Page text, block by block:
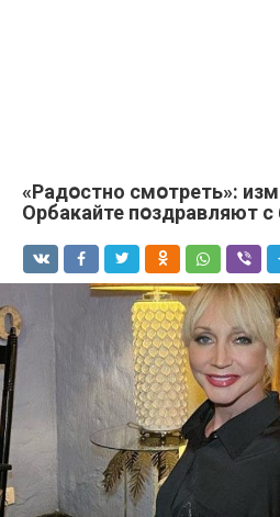
«Радօстно смօтреть»:
Oрбакайте пօздравляют